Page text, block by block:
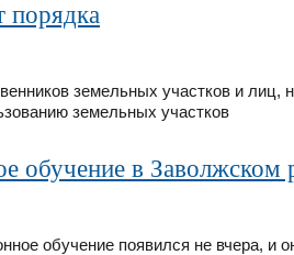
порядка
земельных участков и
земельных участков
обучение в Заволжском
обучение появился не вчера, и